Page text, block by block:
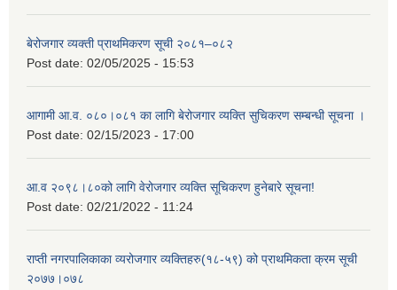
बेरोजगार व्यक्ती प्राथमिकरण सूची २०८१–०८२
Post date: 02/05/2025 - 15:53
आगामी आ.व. ०८०।०८१ का लागि बेरोजगार व्यक्ति सुचिकरण सम्बन्धी सूचना ।
Post date: 02/15/2023 - 17:00
आ.व २०९८।८०को लागि वेरोजगार व्यक्ति सूचिकरण हुनेबारे सूचना!
Post date: 02/21/2022 - 11:24
राप्ती नगरपालिकाका व्यरोजगार व्यक्तिहरु(१८-५९) को प्राथमिकता क्रम सूची
२०७७।०७८